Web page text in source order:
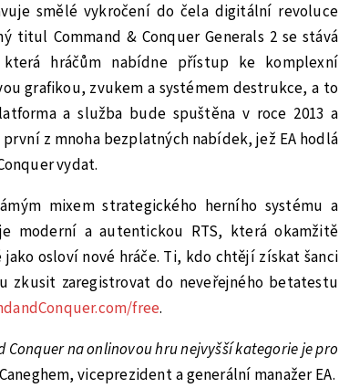
smělé vykročení do čela digitální revoluce
titul Command & Conquer Generals 2 se stává
hráčům nabídne přístup ke komplexní
grafikou, zvukem a systémem destrukce, a to
a služba bude spuštěna v roce 2013 a
z mnoha bezplatných nabídek, jež EA hodlá
vydat.
mixem strategického herního systému a
moderní a autentickou RTS, která okamžitě
osloví nové hráče. Ti, kdo chtějí získat šanci
zkusit zaregistrovat do neveřejného betatestu
free.
na onlinovou hru nejvyšší kategorie je pro
viceprezident a generální manažer EA.